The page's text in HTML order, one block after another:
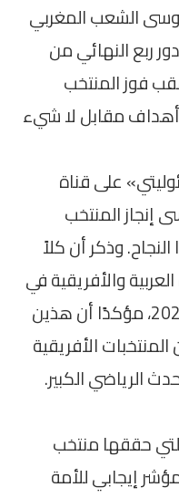
الشعب المغربي
ربع النهائي من
فوز المنتخب
أهداف مقابل لا شيء
على قناة
إنجاز المنتخب
وذكر أن كلاً
والأفريقية في
النسخة المقبلة من مونديال 2026، مؤكدًا أن هذين
الأفريقية
الرياضي الكبير.
حققها منتخب
إيجابي للأمة